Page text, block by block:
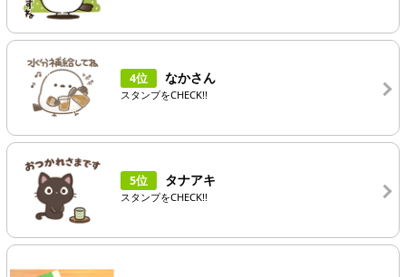
4位 なかさん
スタンプをCHECK!!
5位 タナアキ
スタンプをCHECK!!